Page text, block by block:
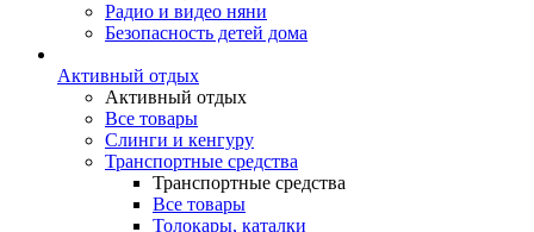
Радио и видео няни
Безопасность детей дома
Активный отдых
Активный отдых
Все товары
Слинги и кенгуру
Транспортные средства
Транспортные средства
Все товары
Толокары, каталки